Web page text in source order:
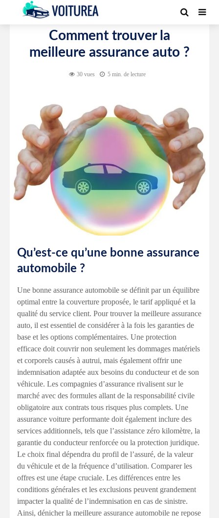
ASSURANCE AUTO
Comment trouver la
meilleure assurance auto ?
30 vues 5 min. de lecture
Qu’est-ce qu’une bonne assurance
automobile ?
Une bonne assurance automobile se définit par un équilibre
optimal entre la couverture proposée, le tarif appliqué et la
qualité du service client. Pour trouver la meilleure assurance
auto, il est essentiel de considérer à la fois les garanties de
base et les options complémentaires. Une protection
efficace doit couvrir non seulement les dommages matériels
et corporels causés à autrui, mais également offrir une
indemnisation adaptée aux besoins du conducteur et de son
véhicule. Les compagnies d’assurance rivalisent sur le
marché avec des formules allant de la responsabilité civile
obligatoire aux contrats tous risques plus complets. Une
assurance voiture performante doit également inclure des
services additionnels, tels que l’assistance zéro kilomètre, la
garantie du conducteur renforcée ou la protection juridique.
Le choix final dépendra du profil de l’assuré, de la valeur
du véhicule et de la fréquence d’utilisation. Comparer les
offres est une étape cruciale. Les différences entre les
conditions générales et les exclusions peuvent grandement
impacter la qualité de l’indemnisation en cas de sinistre.
Ainsi, dénicher la meilleure assurance automobile ne repose